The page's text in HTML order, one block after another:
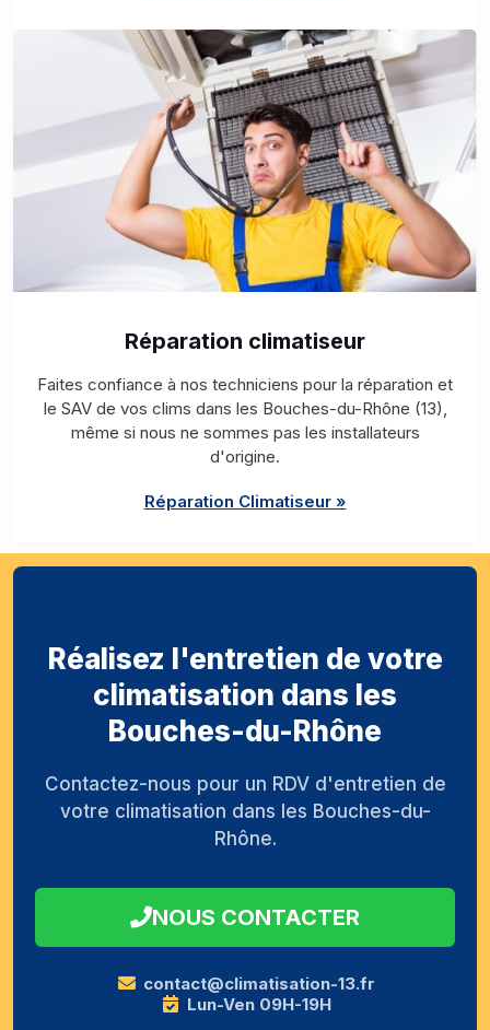
Réparation climatiseur
Faites confiance à nos techniciens pour la réparation et
le SAV de vos clims dans les Bouches-du-Rhône (13),
même si nous ne sommes pas les installateurs
d'origine.
Réparation Climatiseur »
Réalisez l'entretien de votre
climatisation dans les
Bouches-du-Rhône
Contactez-nous pour un RDV d'entretien de
votre climatisation dans les Bouches-du-
Rhône.
NOUS CONTACTER
contact@climatisation-13.fr
Lun-Ven 09H-19H